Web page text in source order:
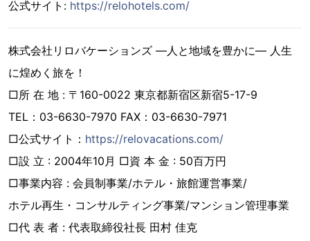
公式サイト: https://relohotels.com/
株式会社リロバケーションズ ―人と地域を豊かに― 人生
に煌めく旅を！
□所 在 地 : 〒160-0022 東京都新宿区新宿5-17-9
TEL：03-6630-7970 FAX：03-6630-7971
□公式サイト： https://relovacations.com/
□設 立 : 2004年10月 □資 本 金 : 50百万円
□事業内容 : 会員制事業/ホテル・旅館運営事業/
ホテル再生・コンサルティング事業/マンション管理事業
□代 表 者 : 代表取締役社長 田村 佳克